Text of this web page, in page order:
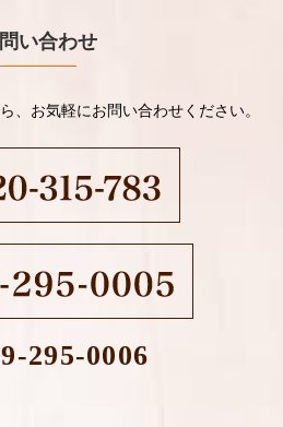
い合わせ
、お気軽にお問い合わせください。
295-0006